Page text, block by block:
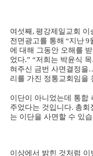
여섯째 , 평강제일교회 이
전면광고를 통해 “지난9
에 대해 그동안 오해를
었다.” “저희는 박윤식
혀주신 금번 사면결정을
리를 가진 정통교회임을
이단이 아니었는데 통합
주었다는 것입니다. 총회
는 이단을 사면할 수 있
이상에서 밝힌 것처럼